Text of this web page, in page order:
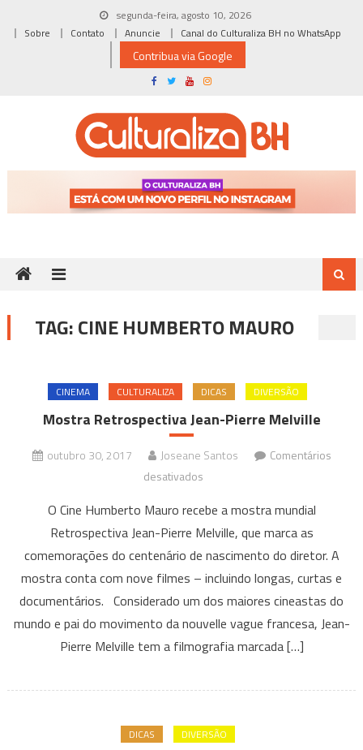
segunda-feira, agosto 10, 2026
Sobre
Contato Anuncie Canal do Culturaliza BH no WhatsApp
Contribua via Google
TAG:CINE HUMBERTO MAURO
CINEMA CULTURALIZA DICAS DIVERSÃO
Mostra Retrospectiva Jean-Pierre Melville
outubro 30, 2017 Joseane Santos
Comentários
desativados
Retrospectiva
Jean-
Pierre
Melville
O Cine Humberto Mauro recebe a mostra mundial
Retrospectiva Jean-Pierre Melville, que marca as
comemorações do centenário de nascimento do diretor. A
mostra conta com nove filmes – incluindo longas, curtas e
documentários. Considerado um dos maiores cineastas do
mundo e pai do movimento da nouvelle vague francesa, Jean-
Pierre Melville tem a filmografia marcada […]
DICAS DIVERSÃO